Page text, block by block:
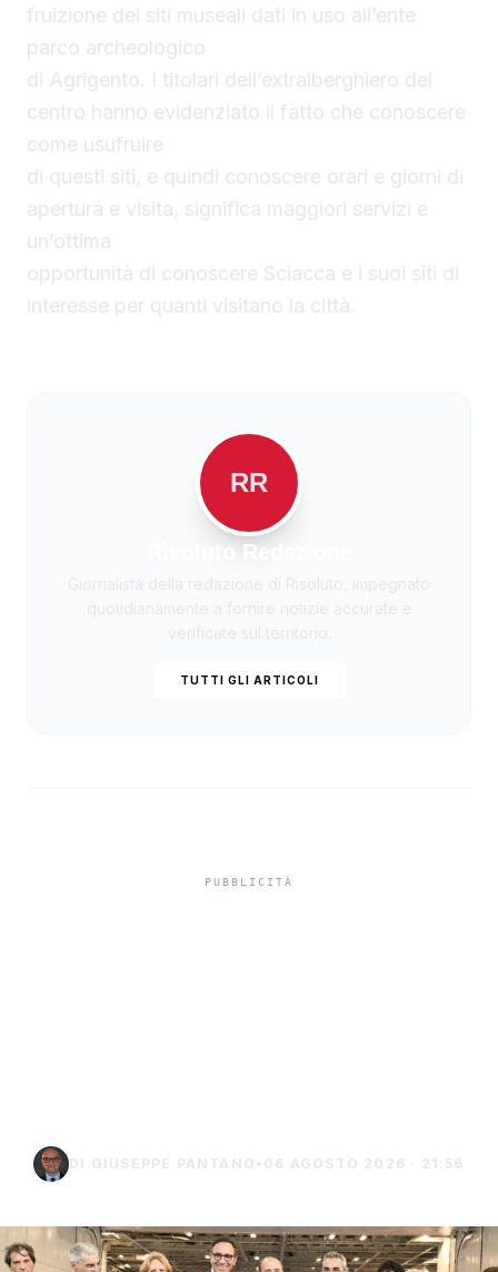
fruizione dei siti museali dati in uso all’ente
parco archeologico
di Agrigento. I titolari dell’extralberghiero del
centro hanno evidenziato il fatto che conoscere
come usufruire
di questi siti, e quindi conoscere orari e giorni di
apertura e visita, significa maggiori servizi e
un’ottima
opportunità di conoscere Sciacca e i suoi siti di
interesse per quanti visitano la città.
RR
Risoluto Redazione
TUTTI GLI ARTICOLI
DI GIUSEPPE PANTANO • 06 AGOSTO 2026 · 21:56